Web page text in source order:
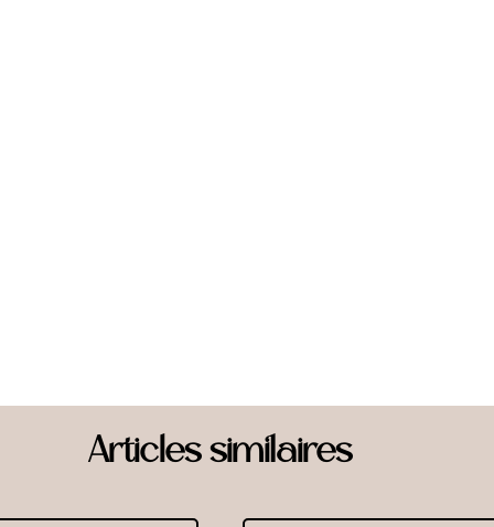
Articles similaires